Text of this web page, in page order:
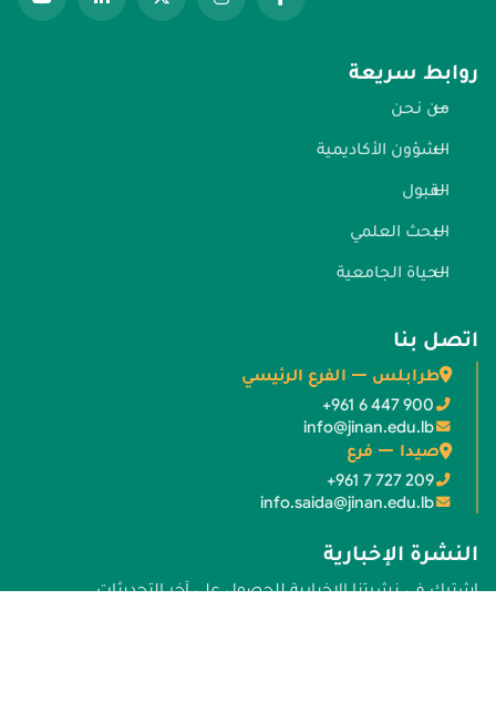
روابط سريعة
من نحن
الشؤون الأكاديمية
القبول
البحث العلمي
الحياة الجامعية
اتصل بنا
طرابلس — الفرع الرئيسي
+961 6 447 900
info@jinan.edu.lb
صيدا — فرع
+961 7 727 209
info.saida@jinan.edu.lb
النشرة الإخبارية
اشترك في نشرتنا الإخبارية للحصول على آخر التحديثات.